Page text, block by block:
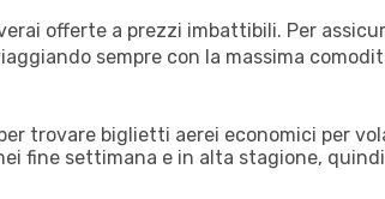
offerte a prezzi imbattibili. Per
sempre con la massima
trovare biglietti aerei economici per
fine settimana e in alta stagione,